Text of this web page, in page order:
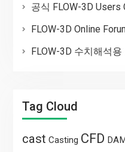
공식 FLOW-3D Users
FLOW-3D Online
FLOW-3D 수치해석
Tag Cloud
cast Casting CFD